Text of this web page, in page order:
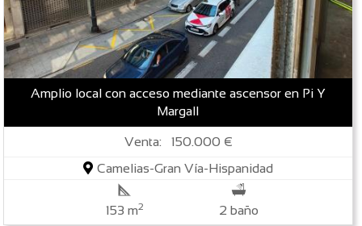
Amplio local con acceso mediante ascensor en Pi Y
Margall
Venta: 150.000 €
Camelias-Gran Vía-Hispanidad
153 m2 2 baño